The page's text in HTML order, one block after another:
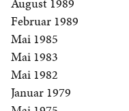
Februar 1989
Mai 1985
Mai 1983
Mai 1982
Januar 1979